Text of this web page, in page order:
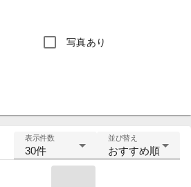
写真あり
表示件数
30件
並び替え
おすすめ順